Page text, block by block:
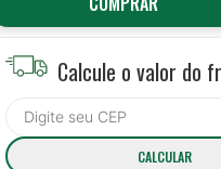
Calcule o valor do